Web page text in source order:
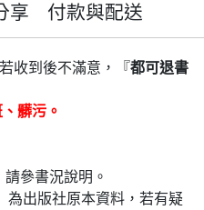
享 付款與配送
收到後不滿意，『都可退書
髒污。
請參書況說明。
為出版社原本資料，若有疑